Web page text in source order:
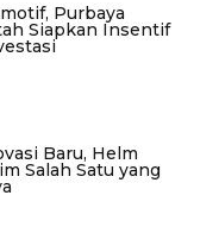
Purbaya
Siapkan Insentif
Baru, Helm
Salah Satu yang